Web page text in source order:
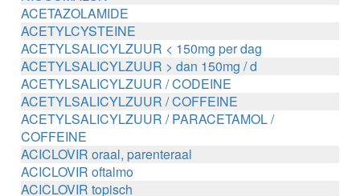
ACETAZOLAMIDE
ACETYLCYSTEINE
ACETYLSALICYLZUUR < 150mg per dag
ACETYLSALICYLZUUR > dan 150mg / d
ACETYLSALICYLZUUR / CODEINE
ACETYLSALICYLZUUR / COFFEINE
ACETYLSALICYLZUUR / PARACETAMOL /
COFFEINE
ACICLOVIR oraal, parenteraal
ACICLOVIR oftalmo
ACICLOVIR topisch